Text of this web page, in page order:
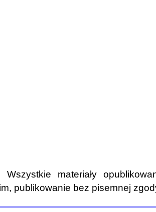
Wszystkie materiały
publikowanie bez pisemnej